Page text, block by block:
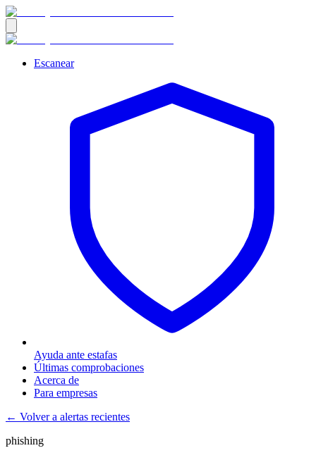
Escanear
Ayuda ante estafas
Últimas comprobaciones
Acerca de
Para empresas
← Volver a alertas recientes
phishing